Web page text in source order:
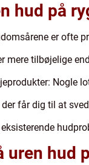
hud på
er ofte
mere tilbøjelige
Nogle
får dig til at
uren hud